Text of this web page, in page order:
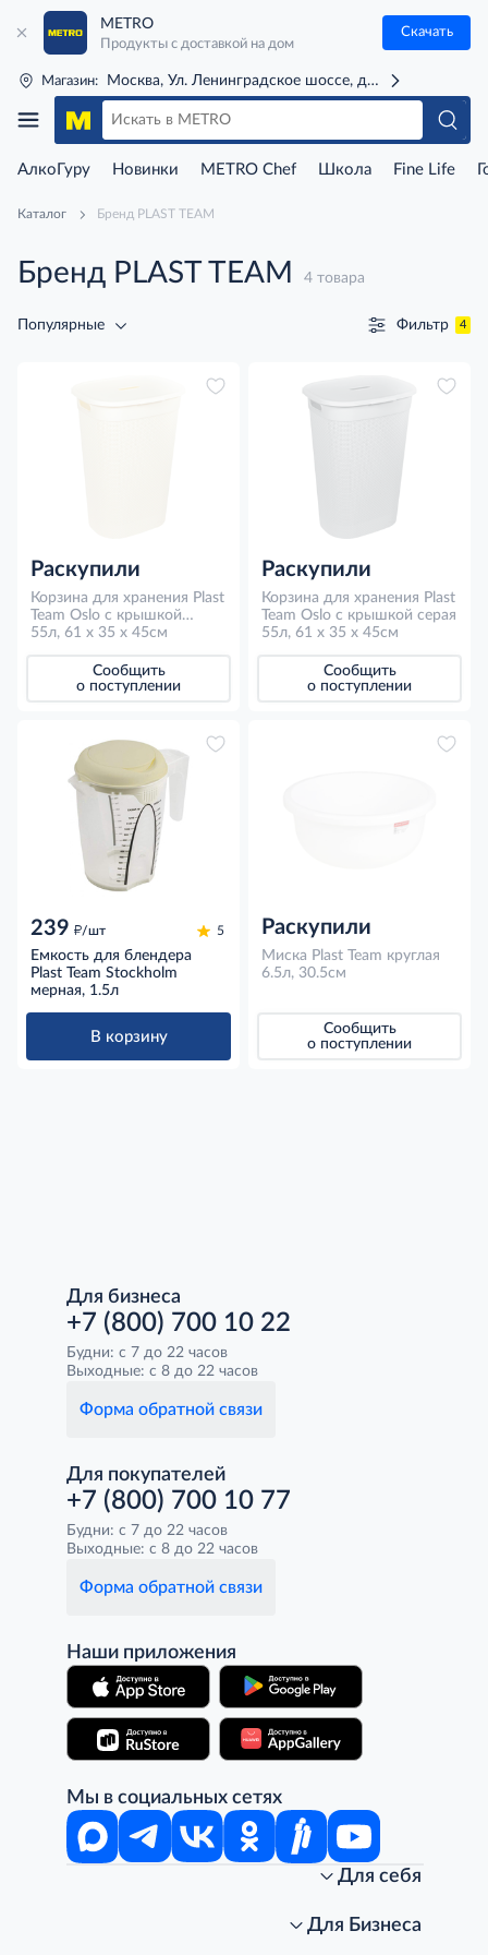
METRO
Продукты с доставкой на дом
Скачать
Магазин: Москва, Ул. Ленинградское шоссе, д. 71Г (м. Речной
АлкоГуру Новинки METRO Chef Школа Fine Life
Каталог Бренд PLAST TEAM
Бренд PLAST TEAM 4 товара
Популярные Фильтр 4
Раскупили
Корзина для хранения Plast
Team Oslo с крышкой
молочная 55л, 61 х 35 х
55л, 61 х 35 х 45см
Сообщить
о поступлении
Раскупили
Корзина для хранения Plast
Team Oslo с крышкой серая
55л, 61 х 35 х 45см
Сообщить
о поступлении
239 д/шт 5
Емкость для блендера
Plast Team Stockholm
мерная, 1.5л
В корзину
Раскупили
Миска Plast Team круглая
6.5л, 30.5см
Сообщить
о поступлении
Для бизнеса
+7 (800) 700 10 22
Будни: с 7 до 22 часов
Выходные: с 8 до 22 часов
Форма обратной связи
Для покупателей
+7 (800) 700 10 77
Будни: с 7 до 22 часов
Выходные: с 8 до 22 часов
Форма обратной связи
Наши приложения
Мы в социальных сетях
Для себя
Стань клиентом METRO
Для Бизнеса